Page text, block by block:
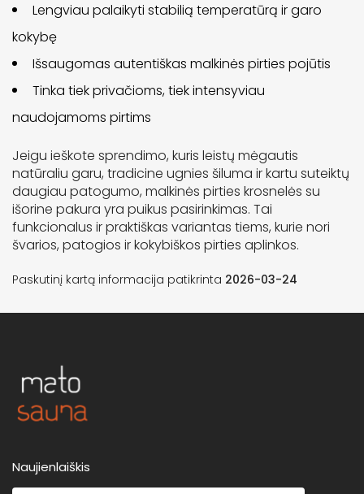
Lengviau palaikyti stabilią temperatūrą ir garo
kokybę
Išsaugomas autentiškas malkinės pirties pojūtis
Tinka tiek privačioms, tiek intensyviau
naudojamoms pirtims
Jeigu ieškote sprendimo, kuris leistų mėgautis
natūraliu garu, tradicine ugnies šiluma ir kartu suteiktų
daugiau patogumo, malkinės pirties krosnelės su
išorine pakura yra puikus pasirinkimas. Tai
funkcionalus ir praktiškas variantas tiems, kurie nori
švarios, patogios ir kokybiškos pirties aplinkos.
Paskutinį kartą informacija patikrinta 2026-03-24
Naujienlaiškis